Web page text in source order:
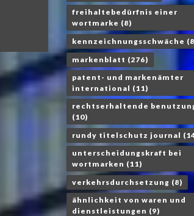
freihaltebedürfnis einer
wortmarke (8)
kennzeichnungsschwäche
markenblatt (276)
patent- und markenämter
international (11)
rechtserhaltende
(10)
rundy titelschutz journal
unterscheidungskraft bei
wortmarken (11)
verkehrsdurchsetzung (8)
ähnlichkeit von waren und
dienstleistungen (9)